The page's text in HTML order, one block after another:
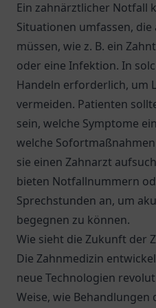
Ein zahnärztlicher Notfall
Situationen umfassen,
müssen, wie z. B. ein
oder eine Infektion. In
Handeln erforderlich, um
vermeiden. Patienten
sein, welche Symptome
welche
sie einen Zahnarzt
bieten Notfallnummern
Sprechstunden an, um
begegnen zu können.
Wie sieht die Zukunft der
Die Zahnmedizin
neue Technologien
Weise, wie